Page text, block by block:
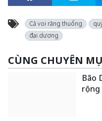
Cá voi răng thuổng
đại dương
CÙNG CHUYÊN
Bão
rộng